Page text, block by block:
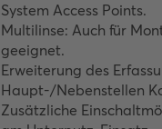
System Access Points.
Multilinse: Auch für
geeignet.
Erweiterung des
Haupt-/Nebenstellen
Zusätzliche